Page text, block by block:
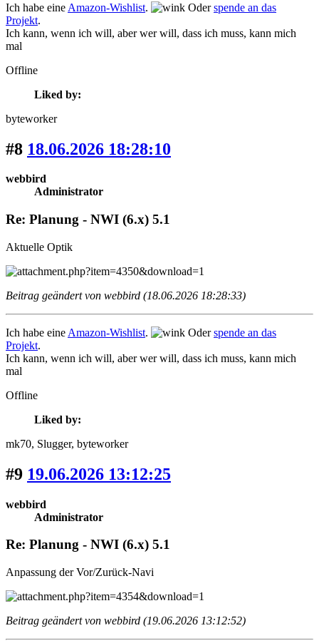
Ich habe eine Amazon-Wishlist. Oderspende an das
Projekt.
Ich kann, wenn ich will, aber wer will, dass ich muss, kann mich
mal
Offline
Liked by:
byteworker
#8 18.06.2026 18:28:10
webbird
Administrator
Re: Planung - NWI (6.x) 5.1
Aktuelle Optik
Beitrag geändert von webbird (18.06.2026 18:28:33)
Ich habe eine Amazon-Wishlist. Oderspende an das
Projekt.
Ich kann, wenn ich will, aber wer will, dass ich muss, kann mich
mal
Offline
Liked by:
mk70, Slugger, byteworker
#9 19.06.2026 13:12:25
webbird
Administrator
Re: Planung - NWI (6.x) 5.1
Anpassung der Vor/Zurück-Navi
Beitrag geändert von webbird (19.06.2026 13:12:52)